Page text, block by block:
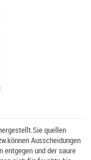
quellen
Ausscheidungen
entgegen und der saure